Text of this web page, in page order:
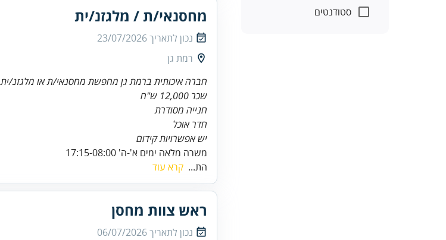
סטודנטים
מחסנאי/ת / מלגזנ/ית
נכון לתאריך23/07/2026
רמת גן
חברה איכותית ברמת גן מחפשת מחסנאי/ת או מלגזנ/ית
שכר 12,000 ש"ח
חנייה מסודרת
חדר אוכל
יש אפשרויות קידום
משרה מלאה ימים א'-ה' 17:15-08:00
הת... קרא עוד
ראש צוות מחסן
נכון לתאריך06/07/2026